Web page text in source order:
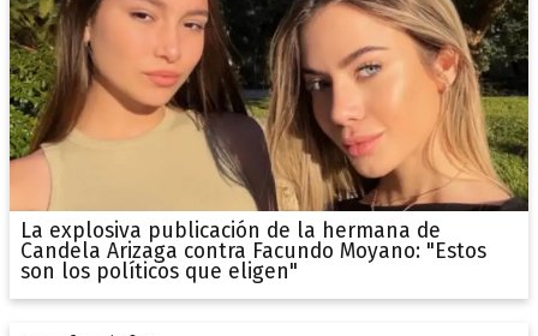
La explosiva publicación de la hermana de
Candela Arizaga contra Facundo Moyano: "Estos
son los políticos que eligen"